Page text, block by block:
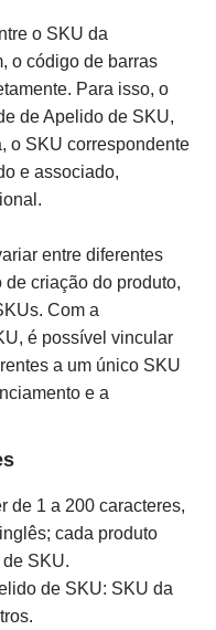
o SKU da
o código de barras
Para isso, o
de Apelido de SKU,
o SKU correspondente
e associado,
entre diferentes
criação do produto,
Com a
é possível vincular
a um único SKU
e a
de 1 a 200 caracteres,
cada produto
SKU.
de SKU: SKU da